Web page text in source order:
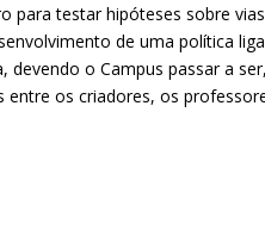
para testar hipóteses sobre
de uma política
devendo o Campus passar a
entre os criadores, os